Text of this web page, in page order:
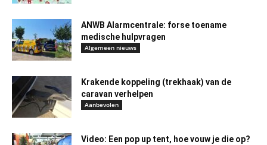
ANWB Alarmcentrale: forse toename
medische hulpvragen
Algemeen nieuws
Krakende koppeling (trekhaak) van de
caravan verhelpen
Aanbevolen
Video: Een pop up tent, hoe vouw je die op?